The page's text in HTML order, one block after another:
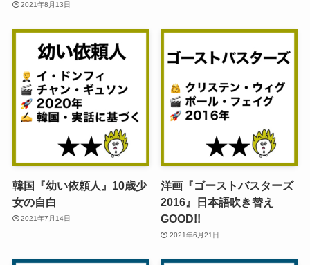
2021年8月13日
韓国『幼い依頼人』10歳少
女の自白
2021年7月14日
洋画『ゴーストバスターズ
2016』日本語吹き替え
GOOD!!
2021年6月21日